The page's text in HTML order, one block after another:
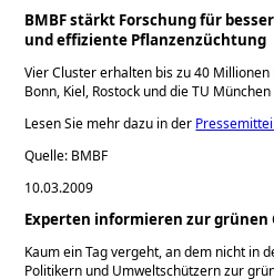
BMBF stärkt Forschung für
und effiziente Pflanzenzüchtung
Vier Cluster erhalten bis zu 40
Bonn, Kiel, Rostock und die TU
Lesen Sie mehr dazu in der
Quelle: BMBF
10.03.2009
Experten informieren zur grünen
Kaum ein Tag vergeht, an dem nicht in
Politikern und Umweltschützern zur